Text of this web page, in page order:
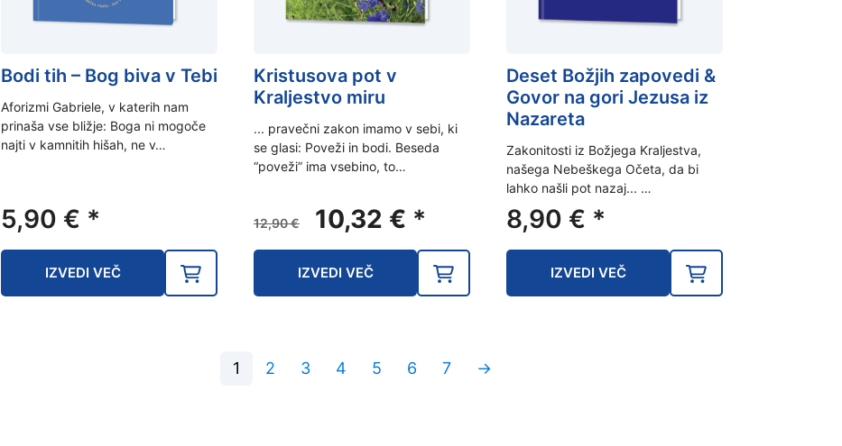
Bodi tih – Bog biva v Tebi
Aforizmi Gabriele, v katerih nam
prinaša vse bližje: Boga ni mogoče
najti v kamnitih hišah, ne v…
5,90 € *
IZVEDI VEČ
Kristusova pot v
Kraljestvo miru
... pravečni zakon imamo v sebi, ki
se glasi: Poveži in bodi. Beseda
“poveži” ima vsebino, to…
12,90€
Izvirna
cena
je
bila:
10,32 € Trenutna
cena
je:
10,32 €.
*
IZVEDI VEČ
Deset Božjih zapovedi &
Govor na gori Jezusa iz
Nazareta
Zakonitosti iz Božjega Kraljestva,
našega Nebeškega Očeta, da bi
lahko našli pot nazaj... …
8,90 € *
IZVEDI VEČ
1 2 3 4 5 6 7 →